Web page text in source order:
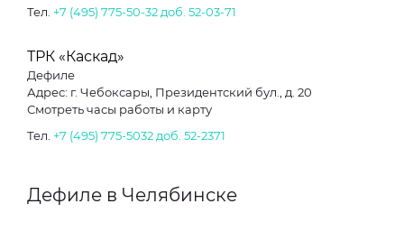
Тел. +7 (495) 775-50-32 доб. 52-03-71
ТРК «Каскад»
Дефиле
Адрес: г. Чебоксары, Президентский бул., д. 20
Смотреть часы работы и карту
Тел. +7 (495) 775-5032 доб. 52-2371
Дефиле в Челябинске